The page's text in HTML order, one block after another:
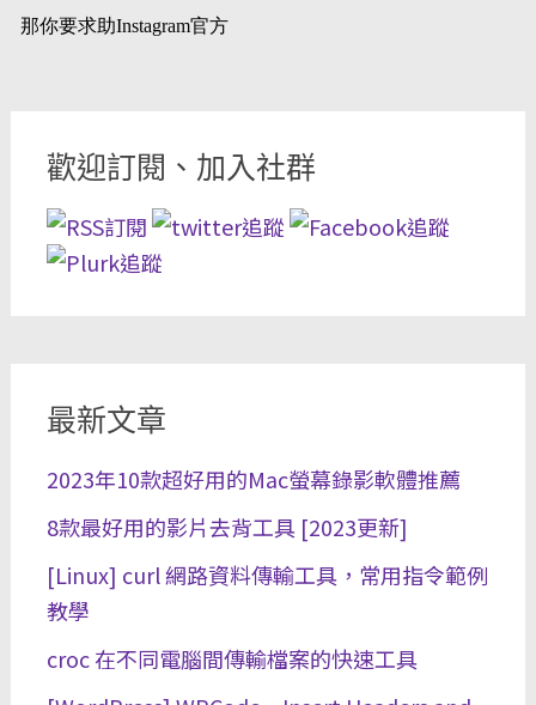
歡迎訂閱、加入社群
最新文章
2023年10款超好用的Mac螢幕錄影軟體推薦
8款最好用的影片去背工具 [2023更新]
[Linux] curl 網路資料傳輸工具，常用指令範例
教學
croc 在不同電腦間傳輸檔案的快速工具